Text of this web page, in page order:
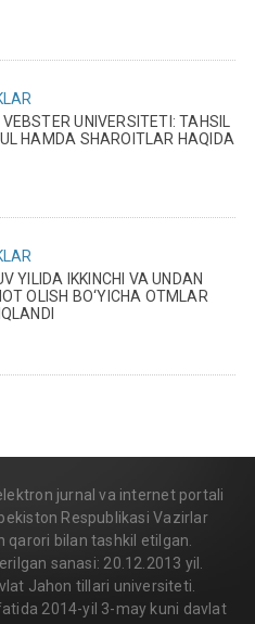
UNIVERSITETI: TAHSIL
HAMDA SHAROITLAR HAQIDA
YILIDA IKKINCHI VA UNDAN
OLISH BO‘YICHA OTMLAR
jurnal va internet portali
Respublikasi Vazirlar
qarori bilan tashkil etilgan.
sanasi: 20.12.2013 yil.
Jahon tillari universiteti.
2014-yil 3-may kuni davlat